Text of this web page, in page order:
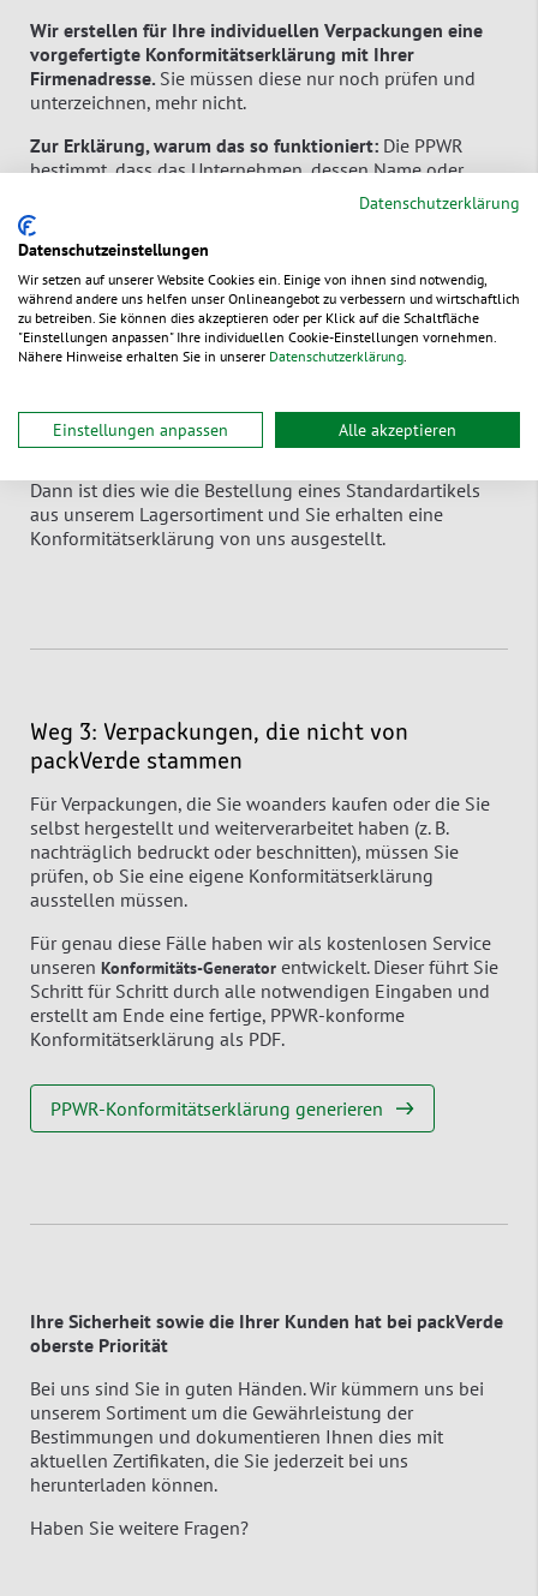
Wir erstellen für Ihre individuellen Verpackungen eine
vorgefertigte Konformitätserklärung mit Ihrer
Firmenadresse. Sie müssen diese nur noch prüfen und
unterzeichnen, mehr nicht.
Zur Erklärung, warum das so funktioniert: Die PPWR
bestimmt, dass das Unternehmen, dessen Name oder
Marke auf der Verpackung steht, der «Erzeuger» ist und
die Konformität verantwortet. Das ist keine Schikane,
sondern sinnvoll, denn Sie als Markeninhaber
entscheiden letztlich über das Design und die Materialien
Ihrer Verpackung.
Haben Sie eine im Markt bestehende, standardisierte
Verpackung über uns beschaffen lassen?
Dann ist dies wie die Bestellung eines Standardartikels
aus unserem Lagersortiment und Sie erhalten eine
Konformitätserklärung von uns ausgestellt.
Weg 3: Verpackungen, die nicht von
packVerde stammen
Für Verpackungen, die Sie woanders kaufen oder die Sie
selbst hergestellt und weiterverarbeitet haben (z. B.
nachträglich bedruckt oder beschnitten), müssen Sie
prüfen, ob Sie eine eigene Konformitätserklärung
ausstellen müssen.
Für genau diese Fälle haben wir als kostenlosen Service
unseren Konformitäts-Generator entwickelt. Dieser führt Sie
Schritt für Schritt durch alle notwendigen Eingaben und
erstellt am Ende eine fertige, PPWR-konforme
Konformitätserklärung als PDF.
PPWR-Konformitätserklärung generieren
Ihre Sicherheit sowie die Ihrer Kunden hat bei packVerde
oberste Priorität
Bei uns sind Sie in guten Händen. Wir kümmern uns bei
unserem Sortiment um die Gewährleistung der
Bestimmungen und dokumentieren Ihnen dies mit
aktuellen Zertifikaten, die Sie jederzeit bei uns
herunterladen können.
Haben Sie weitere Fragen?
Datenschutzerklärung
Datenschutzeinstellungen
Wir setzen auf unserer Website Cookies ein. Einige von ihnen sind notwendig,
während andere uns helfen unser Onlineangebot zu verbessern und wirtschaftlich
zu betreiben. Sie können dies akzeptieren oder per Klick auf die Schaltfläche
"Einstellungen anpassen" Ihre individuellen Cookie-Einstellungen vornehmen.
Nähere Hinweise erhalten Sie in unserer Datenschutzerklärung.
Einstellungen anpassen Alle akzeptieren